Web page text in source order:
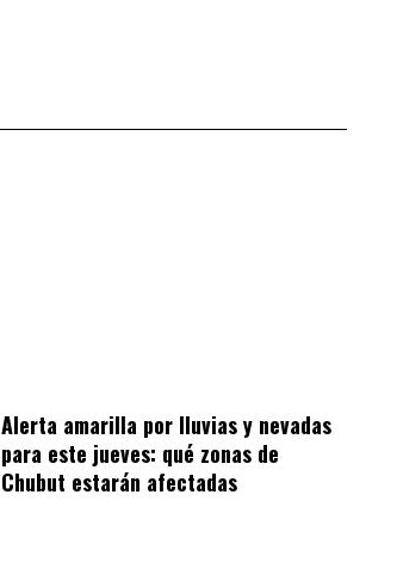
Alerta amarilla por lluvias y nevadas
para este jueves: qué zonas de
Chubut estarán afectadas